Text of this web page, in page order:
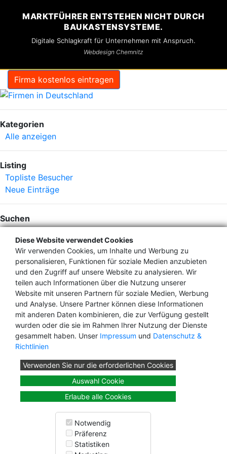
MARKTFÜHRER ENTSTEHEN NICHT DURCH
BAUKASTENSYSTEME.
Digitale Schlagkraft für Unternehmen mit Anspruch.
Webdesign Chemnitz
Firma kostenlos eintragen
Diese Website verwendet Cookies
Wir verwenden Cookies, um Inhalte und Werbung zu
personalisieren, Funktionen für soziale Medien anzubieten
und den Zugriff auf unsere Website zu analysieren. Wir
teilen auch Informationen über die Nutzung unserer
Website mit unseren Partnern für soziale Medien, Werbung
und Analyse. Unsere Partner können diese Informationen
mit anderen Daten kombinieren, die zur Verfügung gestellt
wurden oder die sie im Rahmen Ihrer Nutzung der Dienste
gesammelt haben. Unser Impressum und Datenschutz &
Richtlinien
Verwenden Sie nur die erforderlichen Cookies
Auswahl Cookie
Erlaube alle Cookies
Notwendig
Präferenz
Statistiken
Kategorien
Alle anzeigen
Listing
Topliste Besucher
Neue Einträge
Suchen
Branchensuche A-Z
Livesuche
TOP100
Suchtipps
Suchboxen
Informationen
Infos und Regeln
Nutzungsbedingungen
Widerruf
Impressum